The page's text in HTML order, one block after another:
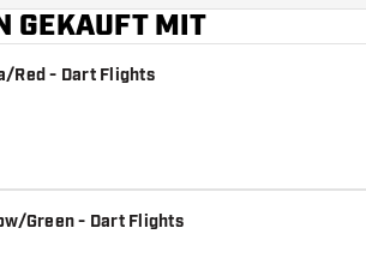
GEKAUFT MIT
Red - Dart Flights
Green - Dart Flights